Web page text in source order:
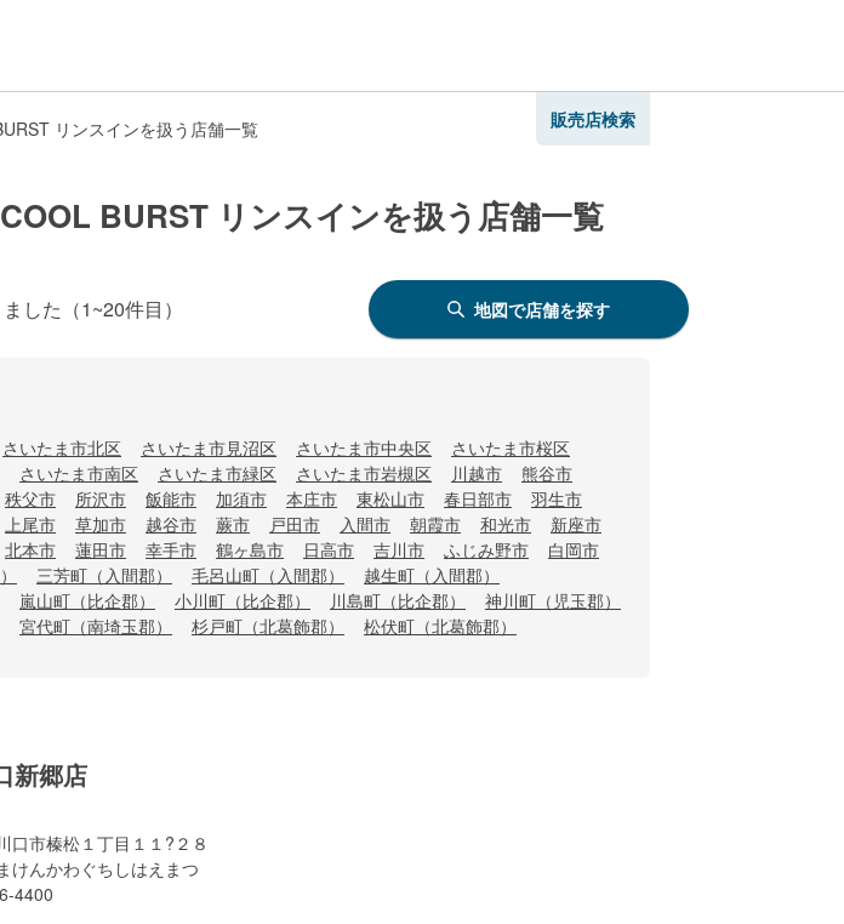
リンスインを扱う店舗一覧 販売店検索
BURST リンスインを扱う店舗一覧
した （1~20件目） 地図で店舗を探す
さいたま市北区 さいたま市見沼区 さいたま市中央区
さいたま市桜区
さいたま市南区 さいたま市緑区 さいたま市岩槻区 川越市
熊谷市
秩父市 所沢市 飯能市 加須市 本庄市 東松山市 春日部市
羽生市
上尾市 草加市 越谷市 蕨市 戸田市 入間市 朝霞市 和光市
新座市
北本市 蓮田市 幸手市 鶴ヶ島市 日高市 吉川市 ふじみ野市
白岡市
三芳町（入間郡） 毛呂山町（入間郡）
越生町（入間郡）
嵐山町（比企郡） 小川町（比企郡） 川島町（比企郡）
神川町（児玉郡）
宮代町（南埼玉郡） 杉戸町（北葛飾郡） 松伏町（北葛飾郡）
新郷店
口市榛松１丁目１１?２８
けんかわぐちしはえまつ
4400